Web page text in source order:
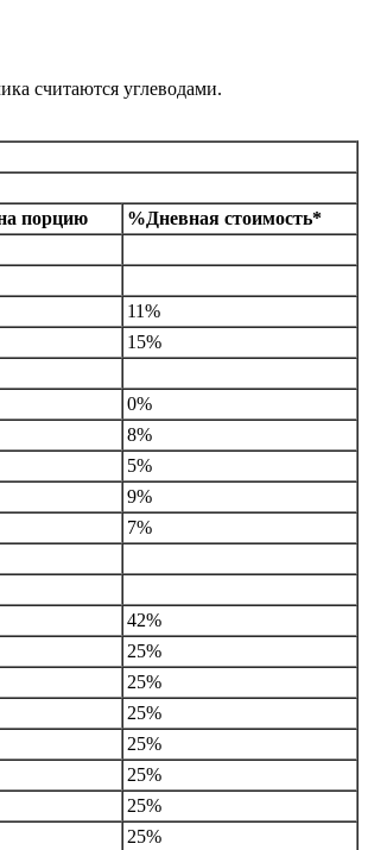
считаются углеводами.
порцию
%Дневная стоимость*
11%
15%
0%
8%
5%
9%
7%
42%
25%
25%
25%
25%
25%
25%
25%